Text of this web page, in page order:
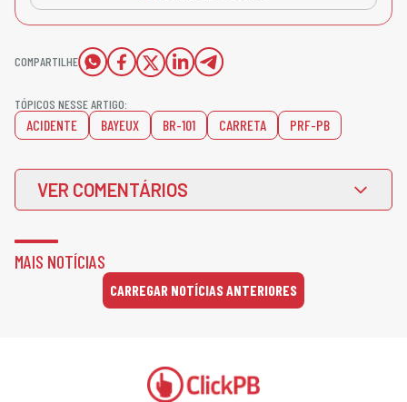
COMPARTILHE
TÓPICOS NESSE ARTIGO:
ACIDENTE BAYEUX BR-101 CARRETA PRF-PB
VER COMENTÁRIOS
MAIS NOTÍCIAS
CARREGAR NOTÍCIAS ANTERIORES